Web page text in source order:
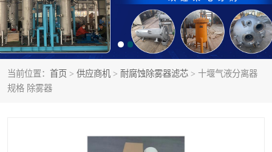
当前位置： 首页 > 供应商机 > 耐腐蚀除雾器滤芯 > 十堰气液分离器
规格 除雾器
液氨氨气过滤器 沼气过滤器
天然气过滤器 管道过滤器
甲醇过滤器 液氨除油除水过滤器
硝酸尾气分离器 酸雾聚结分离器